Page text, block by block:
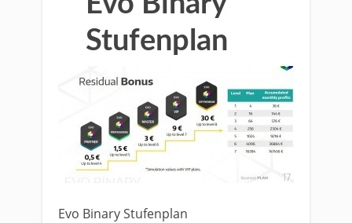
Stufenplan
Evo Binary Stufenplan